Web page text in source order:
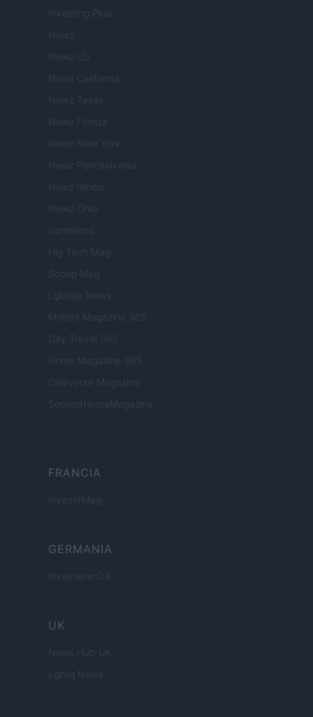
Investing Plus
Newz
Newz US
Newz California
Newz Texas
Newz Florida
Newz New York
Newz Pennsylvania
Newz Illinois
Newz Ohio
Gameland
Hig Tech Mag
Scoop Mag
Lgbtqia News
Motors Magazine 365
Day Travel 365
Home Magazine 365
Cineverse Magazine
SecondHomeMagazine
FRANCIA
InvestirMag
GERMANIA
Investieren24
UK
News Hub UK
Lgbtq News